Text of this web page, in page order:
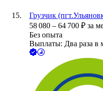
Грузчик
58 080 – 64 700 ₽ за
Без опыта
Выплаты: Два раза в